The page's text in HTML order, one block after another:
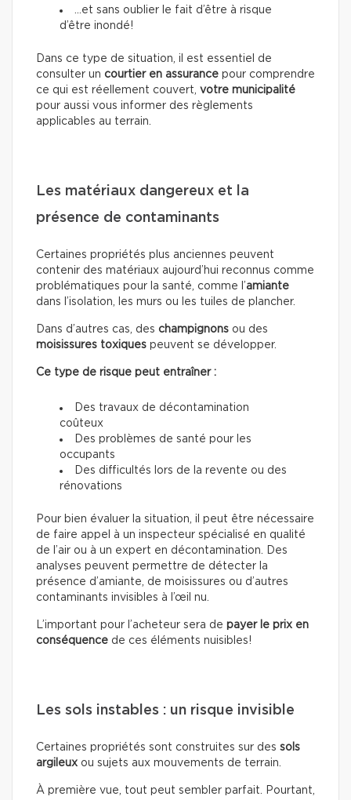
…et sans oublier le fait d’être à risque
d’être inondé!
Dans ce type de situation, il est essentiel de
consulter un courtier en assurance pour comprendre
ce qui est réellement couvert, votre municipalité
pour aussi vous informer des règlements
applicables au terrain.
Les matériaux dangereux et la
présence de contaminants
Certaines propriétés plus anciennes peuvent
contenir des matériaux aujourd’hui reconnus comme
problématiques pour la santé, comme l’amiante
dans l’isolation, les murs ou les tuiles de plancher.
Dans d’autres cas, des champignons ou des
moisissures toxiques peuvent se développer.
Ce type de risque peut entraîner :
Des travaux de décontamination
coûteux
Des problèmes de santé pour les
occupants
Des difficultés lors de la revente ou des
rénovations
Pour bien évaluer la situation, il peut être nécessaire
de faire appel à un inspecteur spécialisé en qualité
de l’air ou à un expert en décontamination. Des
analyses peuvent permettre de détecter la
présence d’amiante, de moisissures ou d’autres
contaminants invisibles à l’œil nu.
L’important pour l’acheteur sera de payer le prix en
conséquence de ces éléments nuisibles!
Les sols instables : un risque invisible
Certaines propriétés sont construites sur des sols
argileux ou sujets aux mouvements de terrain.
À première vue, tout peut sembler parfait. Pourtant,